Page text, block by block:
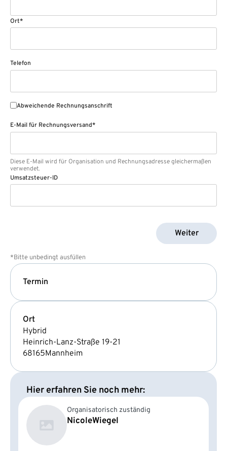
Ort*
Telefon
Abweichende Rechnungsanschrift
E-Mail für Rechnungsversand*
Diese E-Mail wird für Organisation und Rechnungsadresse gleichermaßen
verwendet.
Umsatzsteuer-ID
Weiter
*Bitte unbedingt ausfüllen
Termin
Ort
Hybrid
Heinrich-Lanz-Straße 19-21
68165Mannheim
Hier erfahren Sie noch mehr:
Organisatorisch zuständig
NicoleWiegel